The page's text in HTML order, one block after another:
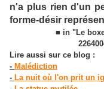
n'a plus rien d'un
forme-désir
■ in "Le
Lire aussi sur ce blog :
- Malédiction
- La nuit où l'on prit un